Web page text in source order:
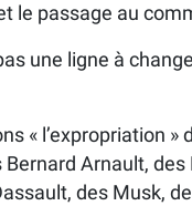
le passage au
une ligne à
« l’expropriation »
Arnault, des
des Musk,